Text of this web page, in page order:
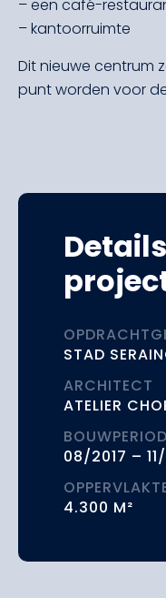
– een café-
– kantoorruimte
Dit nieuwe centrum
punt worden voor
STAD
ARCHITECT
ATELIER
08/2017 –
4.300 M²